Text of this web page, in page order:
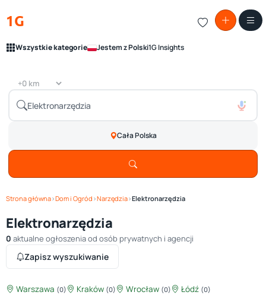
1G
Wszystkie kategorie Jestem z Polski1G Insights
Cała Polska
Strona główna›Dom i Ogród ›Narzędzia›Elektronarzędzia
Elektronarzędzia
0 aktualne ogłoszenia od osób prywatnych i agencji
Zapisz wyszukiwanie
Warszawa (0) Kraków (0) Wrocław (0) Łódź (0)